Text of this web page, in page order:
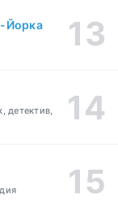
Йорка
детектив,